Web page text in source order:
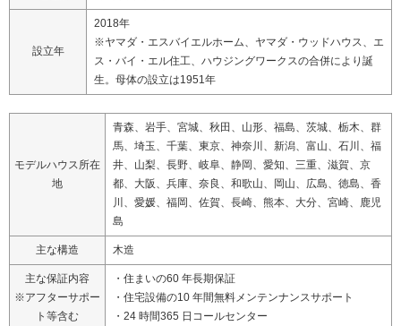
設立年
2018年
※ヤマダ・エスバイエルホーム、ヤマダ・ウッドハウス、エ
ス・バイ・エル住工、ハウジングワークスの合併により誕
生。母体の設立は1951年
モデルハウス所在
地
青森、岩手、宮城、秋田、山形、福島、茨城、栃木、群
馬、埼玉、千葉、東京、神奈川、新潟、富山、石川、福
井、山梨、長野、岐阜、静岡、愛知、三重、滋賀、京
都、大阪、兵庫、奈良、和歌山、岡山、広島、徳島、香
川、愛媛、福岡、佐賀、長崎、熊本、大分、宮崎、鹿児
島
主な構造 木造
主な保証内容
※アフターサポー
ト等含む
・住まいの60 年長期保証
・住宅設備の10 年間無料メンテンナンスサポート
・24 時間365 日コールセンター